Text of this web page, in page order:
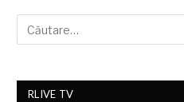
RLIVE TV